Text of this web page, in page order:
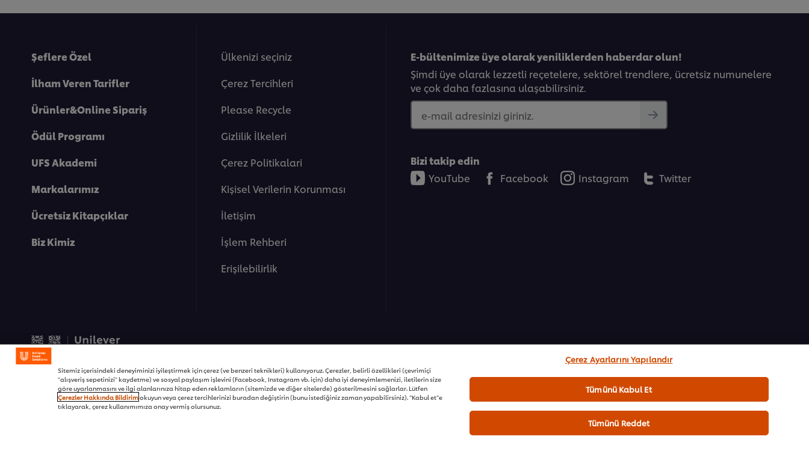
Şeflere Özel
İlham Veren Tarifler
Ürünler&Online Sipariş
Ödül Programı
UFS Akademi
Markalarımız
Ücretsiz Kitapçıklar
Biz Kimiz
Ülkenizi seçiniz
Çerez Tercihleri
Please Recycle
Gi̇zli̇li̇k İlkeleri̇
Çerez Politikalari
Kişisel Verilerin Korunması
İletişim
İşlem Rehberi
Erişilebilirlik
E-bültenimize üye olarak yeniliklerden haberdar olun!
Şimdi üye olarak lezzetli reçetelere, sektörel trendlere, ücretsiz numunelere
ve çok daha fazlasına ulaşabilirsiniz.
e-mail adresinizi giriniz.
Bizi takip edin
YouTube
Facebook Instagram Twitter
Sitemiz içerisindeki deneyiminizi iyileştirmek için çerez (ve benzeri teknikleri) kullanıyoruz. Çerezler, belirli özellikleri (çevrimiçi
"alışveriş sepetinizi" kaydetme) ve sosyal paylaşım işlevini (Facebook, Instagram vb. için) daha iyi deneyimlemenizi, iletilerin size
göre uyarlanmasını ve ilgi alanlarınıza hitap eden reklamların (sitemizde ve diğer sitelerde) gösterilmesini sağlarlar. Lütfen
Çerezler Hakkında Bildirimokuyun veya çerez tercihlerinizi buradan değiştirin (bunu istediğiniz zaman yapabilirsiniz). “Kabul et”e
tıklayarak, çerez kullanımımıza onay vermiş olursunuz.
Çerez Ayarlarını Yapılandır
Tümünü Reddet
Tümünü Kabul Et